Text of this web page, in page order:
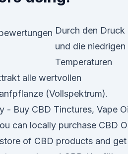
Durch den Druck
und die niedrigen
Temperaturen
alle wertvollen
(Vollspektrum).
- Buy CBD Tinctures, Vape
can locally purchase CBD
of CBD products and get